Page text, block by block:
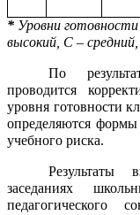
* Уровни
высокий, С –
По
проводится
уровня готовности
определяются
учебного риска.
Результаты
заседаниях
педагогического